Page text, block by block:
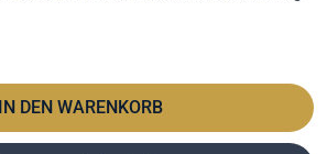
IN DEN WARENKORB